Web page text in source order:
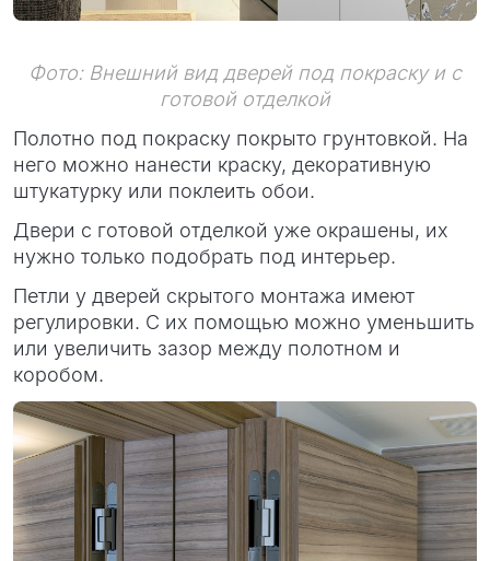
Фото: Внешний вид дверей под покраску и с
готовой отделкой
Полотно под покраску покрыто грунтовкой. На
него можно нанести краску, декоративную
штукатурку или поклеить обои.
Двери с готовой отделкой уже окрашены, их
нужно только подобрать под интерьер.
Петли у дверей скрытого монтажа имеют
регулировки. С их помощью можно уменьшить
или увеличить зазор между полотном и
коробом.